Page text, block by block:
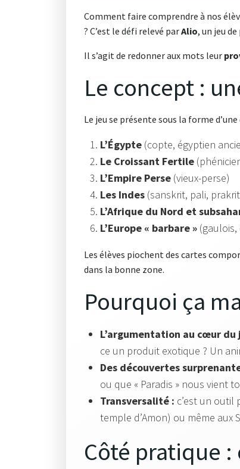
Comment faire comprendre à nos
? C’est le défi relevé parAlio, un jeu
Il s’agit de redonner aux mots leur
Le concept :
Le jeu se présente sous la forme
L’Égypte (copte, égyptien
Le Croissant Fertile
L’Empire Perse (vieux-perse)
Les Indes (sanskrit, pali,
L’Afrique du Nord et
L’Europe « barbare »
Les élèves piochent des cartes
dans la bonne zone.
Pourquoi ça
L’argumentation au cœur du
ce un produit exotique ? Un
Des découvertes
ou que « Paradis » nous vient
Transversalité : c’est un outil
temple d’Amon) ou même aux
Côté pratique